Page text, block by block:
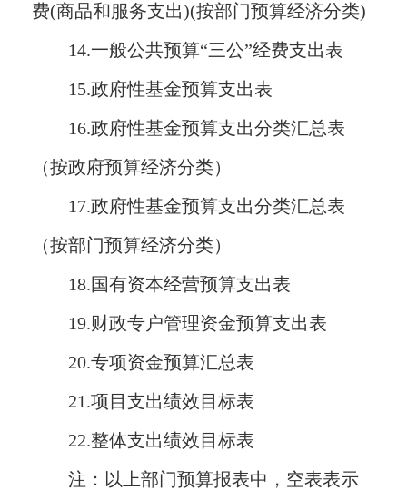
费(商品和服务支出)(按部门预算经济分类)
14.一般公共预算“三公”经费支出表
15.政府性基金预算支出表
16.政府性基金预算支出分类汇总表
（按政府预算经济分类）
17.政府性基金预算支出分类汇总表
（按部门预算经济分类）
18.国有资本经营预算支出表
19.财政专户管理资金预算支出表
20.专项资金预算汇总表
21.项目支出绩效目标表
22.整体支出绩效目标表
注：以上部门预算报表中，空表表示